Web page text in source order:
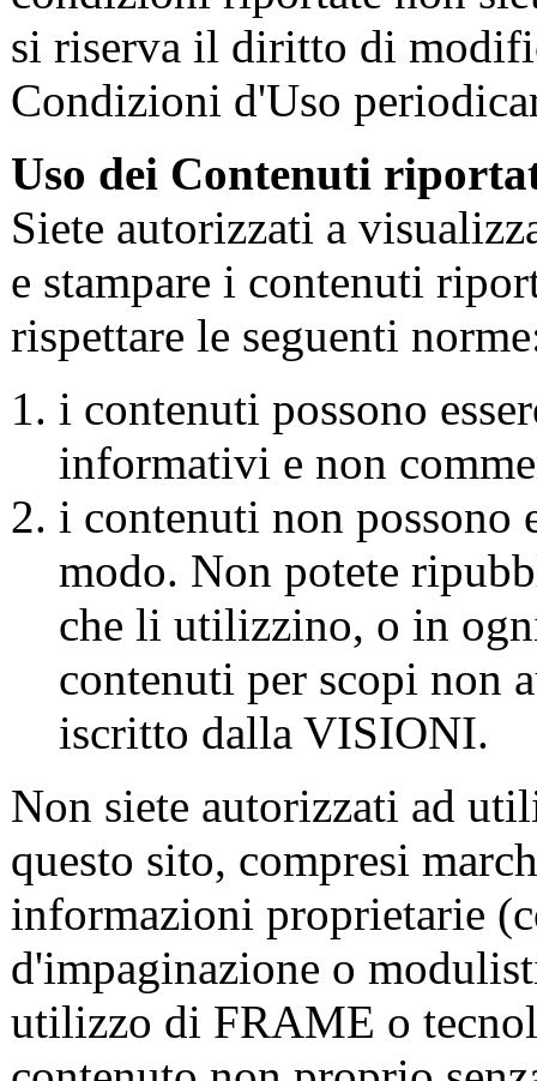
si riserva il diritto di
Condizioni d'Uso
Uso dei Contenuti
Siete autorizzati a
e stampare i contenuti
rispettare le seguenti
i contenuti possono
informativi e non
i contenuti non possono
modo. Non potete
che li utilizzino, o in
contenuti per scopi non
iscritto dalla VISIONI.
Non siete autorizzati ad
questo sito, compresi
informazioni proprietarie
d'impaginazione o
utilizzo di FRAME o